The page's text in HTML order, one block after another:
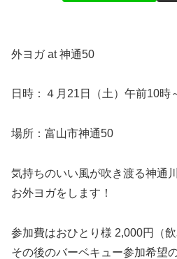
外ヨガ at 神通50
日時：４月21日（土）午前10時
場所：富山市神通50
気持ちのいい風が吹き渡る神通
お外ヨガをします！
参加費はおひとり様 2,000円（飲
その後のバーベキュー参加希望